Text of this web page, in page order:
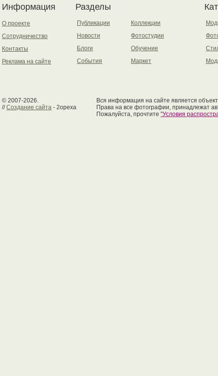
Информация
О проекте
Сотрудничество
Контакты
Реклама на сайте
Разделы
Публикации
Новости
Блоги
События
Коллекции
Фотостудии
Обучение
Маркет
© 2007-2026.
//Создание сайта - 2opexa
Вся информация на сайте является
Права на все фотографии, принадлежат
Пожалуйста, прочтите "Условия